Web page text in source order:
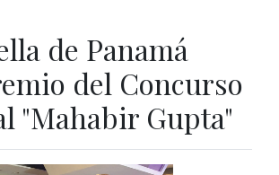
de Panamá
del Concurso
"Mahabir Gupta"